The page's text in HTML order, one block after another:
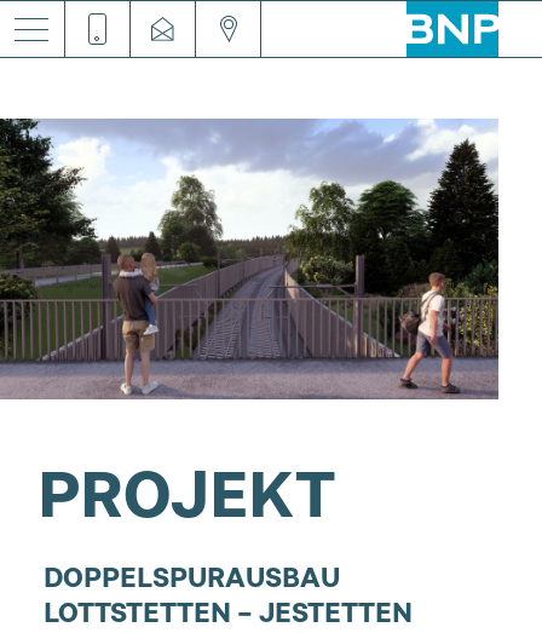
PROJEKT
DOPPELSPURAUSBAU
LOTTSTETTEN – JESTETTEN